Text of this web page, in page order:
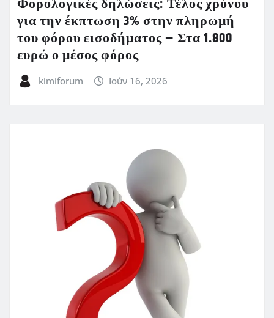
Φορολογικές δηλώσεις: Τέλος χρόνου
για την έκπτωση 3% στην πληρωμή
του φόρου εισοδήματος – Στα 1.800
ευρώ ο μέσος φόρος
kimiforum Ιούν 16, 2026